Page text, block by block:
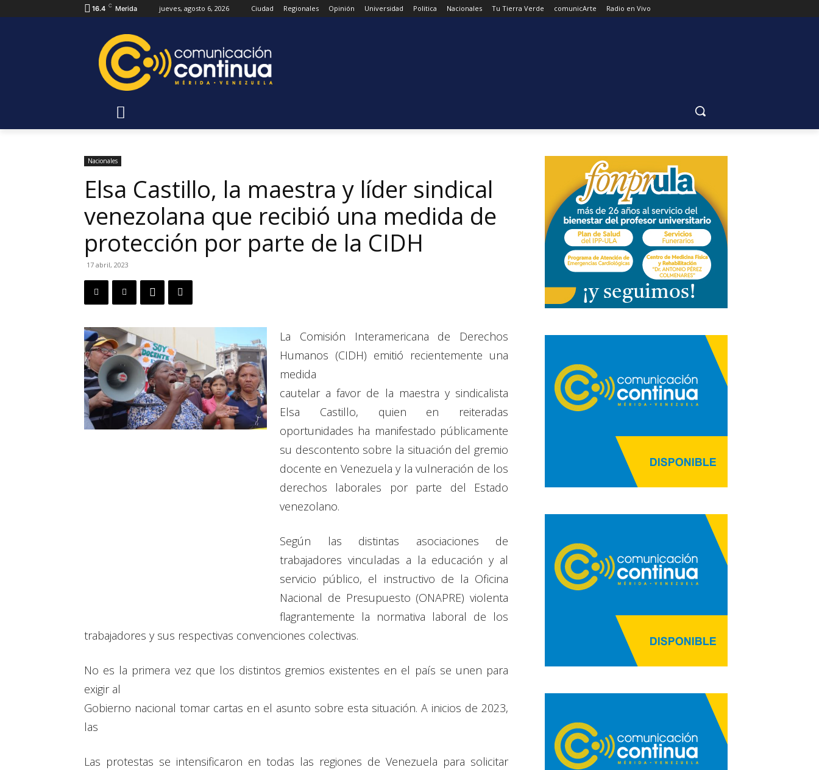
16.4 C Merida jueves, agosto 6, 2026 Ciudad Regionales Opinión Universidad Politica Nacionales Tu Tierra Verde comunicArte Radio en Vivo
Nacionales
Elsa Castillo, la maestra y líder sindical
venezolana que recibió una medida de
protección por parte de la CIDH
17 abril, 2023
La Comisión Interamericana de Derechos
Humanos (CIDH) emitió recientemente una
medida
cautelar a favor de la maestra y sindicalista
Elsa Castillo, quien en reiteradas
oportunidades ha manifestado públicamente
su descontento sobre la situación del gremio
docente en Venezuela y la vulneración de los
derechos laborales por parte del Estado
venezolano.
Según las distintas asociaciones de
trabajadores vinculadas a la educación y al
servicio público, el instructivo de la Oficina
Nacional de Presupuesto (ONAPRE) violenta
flagrantemente la normativa laboral de los
trabajadores y sus respectivas convenciones colectivas.
No es la primera vez que los distintos gremios existentes en el país se unen para
exigir al
Gobierno nacional tomar cartas en el asunto sobre esta situación. A inicios de 2023,
las
Las protestas se intensificaron en todas las regiones de Venezuela para solicitar